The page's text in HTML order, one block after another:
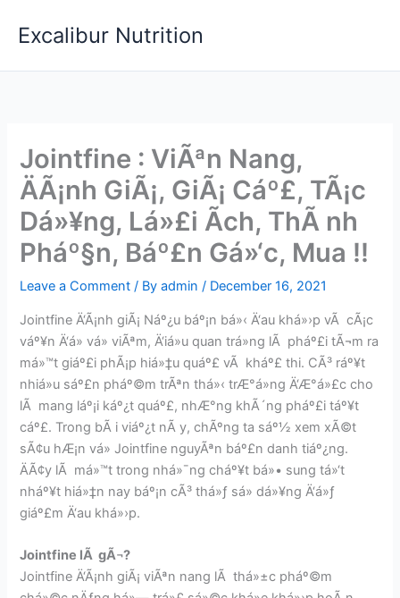
Excalibur Nutrition
Jointfine : ViÃªn Nang,
ÄÃ¡nh GiÃ¡, GiÃ¡ Cáº£, TÃ¡c
Dá»¥ng, Lá»£i Ãch, ThÃ nh
Pháº§n, Báº£n Gá»‘c, Mua !!
Leave a Comment / Byadmin/ December 16, 2021
Jointfine Ä‘Ã¡nh giÃ¡ Náº¿u báº¡n bá»‹ Ä‘au khá»›p vÃ cÃ¡c
váº¥n Ä‘á» vá» viÃªm, Ä‘iá»u quan trá»ng lÃ pháº£i tÃ¬m ra
má»™t giáº£i phÃ¡p hiá»‡u quáº£ vÃ kháº£ thi. CÃ³ ráº¥t
nhiá»u sáº£n pháº©m trÃªn thá»‹ trÆ°á»ng Ä‘Æ°á»£c cho
lÃ mang láº¡i káº¿t quáº£, nhÆ°ng khÃ´ng pháº£i táº¥t
cáº£. Trong bÃ i viáº¿t nÃ y, chÃºng ta sáº½ xem xÃ©t
sÃ¢u hÆ¡n vá» Jointfine nguyÃªn báº£n danh tiáº¿ng.
ÄÃ¢y lÃ má»™t trong nhá»¯ng cháº¥t bá»• sung tá»‘t
nháº¥t hiá»‡n nay báº¡n cÃ³ thá»ƒ sá»­ dá»¥ng Ä‘á»ƒ
giáº£m Ä‘au khá»›p.
Jointfine lÃ gÃ¬?
Jointfine Ä‘Ã¡nh giÃ¡ viÃªn nang lÃ thá»±c pháº©m